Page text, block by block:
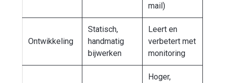
mail)
Ontwikkeling
Statisch,
handmatig
bijwerken
Leert en
verbetert met
monitoring
Hoger,